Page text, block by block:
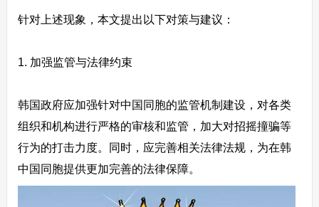
针对上述现象，本文提出以下对策与建议：
1. 加强监管与法律约束
韩国政府应加强针对中国同胞的监管机制建设，对各类
组织和机构进行严格的审核和监管，加大对招摇撞骗等
行为的打击力度。同时，应完善相关法律法规，为在韩
中国同胞提供更加完善的法律保障。